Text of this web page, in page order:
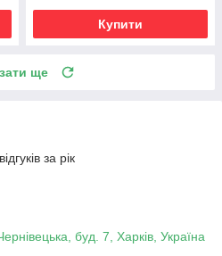
Купити
ще
за рік
буд. 7, Харків, Україна